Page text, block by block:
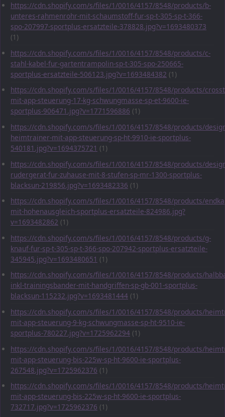
https://cdn.shopify.com/s/files/1/0016/4157/8548/products/b-
unteres-rahmenrohr-mit-schaumstoff-fur-sp-t-305-sp-t-366-
spo-207997-sportplus-ersatzteile-378828.jpg?v=1693480373
(1)
https://cdn.shopify.com/s/files/1/0016/4157/8548/products/c-
stahl-kabel-fur-gartentrampolin-sp-t-305-spo-250665-
sportplus-ersatzteile-506123.jpg?v=1693484382 (1)
https://cdn.shopify.com/s/files/1/0016/4157/8548/products/
mit-app-steuerung-17-kg-schwungmasse-sp-et-9600-ie-
sportplus-906471.jpg?v=1771596886 (1)
https://cdn.shopify.com/s/files/1/0016/4157/8548/products/
heimtrainer-mit-app-steuerung-sp-ht-9910-ie-sportplus-
540181.jpg?v=1694375721 (1)
https://cdn.shopify.com/s/files/1/0016/4157/8548/products/
rudergerat-fur-zuhause-mit-8-stufen-sp-mr-1300-sportplus-
blacksun-219856.jpg?v=1693482336 (1)
https://cdn.shopify.com/s/files/1/0016/4157/8548/products/
mit-hohenausgleich-sportplus-ersatzteile-824986.jpg?
v=1693482862 (1)
https://cdn.shopify.com/s/files/1/0016/4157/8548/products/g-
knauf-fur-sp-t-305-sp-t-366-spo-207942-sportplus-ersatzteile-
345945.jpg?v=1693480651 (1)
https://cdn.shopify.com/s/files/1/0016/4157/8548/products/
inkl-trainingsbander-mit-handgriffen-sp-gb-001-sportplus-
blacksun-115232.jpg?v=1693481444 (1)
https://cdn.shopify.com/s/files/1/0016/4157/8548/products/
mit-app-steuerung-9-kg-schwungmasse-sp-ht-9510-ie-
sportplus-780227.jpg?v=1725962294 (1)
https://cdn.shopify.com/s/files/1/0016/4157/8548/products/
mit-app-steuerung-bis-225w-sp-ht-9600-ie-sportplus-
267548.jpg?v=1725962376 (1)
https://cdn.shopify.com/s/files/1/0016/4157/8548/products/
mit-app-steuerung-bis-225w-sp-ht-9600-ie-sportplus-
732717.jpg?v=1725962376 (1)